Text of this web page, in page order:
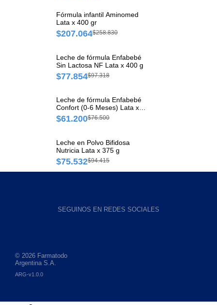
Fórmula infantil Aminomed
Lata x 400 gr
$207.064$258.830
Leche de fórmula Enfabebé
Sin Lactosa NF Lata x 400 g
$77.854$97.318
Leche de fórmula Enfabebé
Confort (0-6 Meses) Lata x
400 g
$61.200$76.500
Leche en Polvo Bifidosa
Nutricia Lata x 375 g
$75.532$94.415
SEGUINOS EN REDES SOCIALES
© 2026 Farmatodo
Argentina S.A.
ARG-v1.0.0